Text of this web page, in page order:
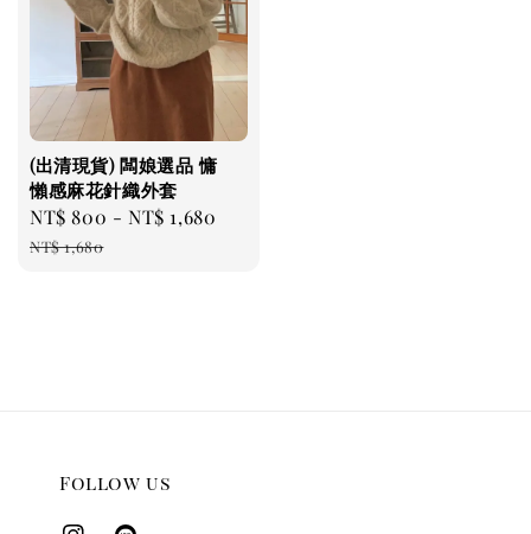
(出清現貨) 闆娘選品 慵
懶感麻花針織外套
Sale
price
NT$ 800 -NT$ 1,680
NT$ 1,680
Follow us